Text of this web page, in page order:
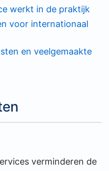
werkt in de praktijk
voor internationaal
en veelgemaakte
verminderen de